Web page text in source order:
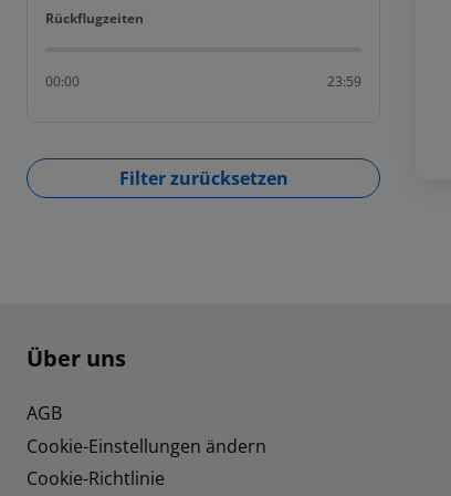
Rückflugzeiten
Rückflugzeiten
00:00 23:59
Filter zurücksetzen
Footer navigation
Über uns
AGB
Cookie-Einstellungen ändern
Cookie-Richtlinie